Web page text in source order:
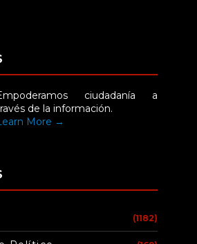
ciudadanía a
de la información.
More →
(1182)